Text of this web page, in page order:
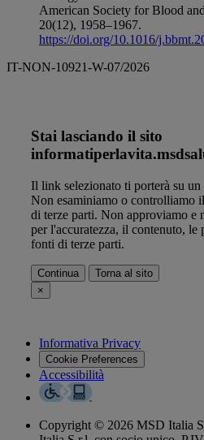
American Society for Blood
20(12), 1958–1967.
https://doi.org/10.1016/
IT-NON-10921-W-07/2026
Stai lasciando il sito
Il link selezionato ti porterà su
Non esaminiamo o controlliamo
di terze parti. Non approviamo e
per l'accuratezza, il contenuto, le
fonti di terze parti.
Continua
Torna al sito
×
Informativa Privacy
Cookie Preferences
Accessibilità
Copyright © 2026 MSD Italia